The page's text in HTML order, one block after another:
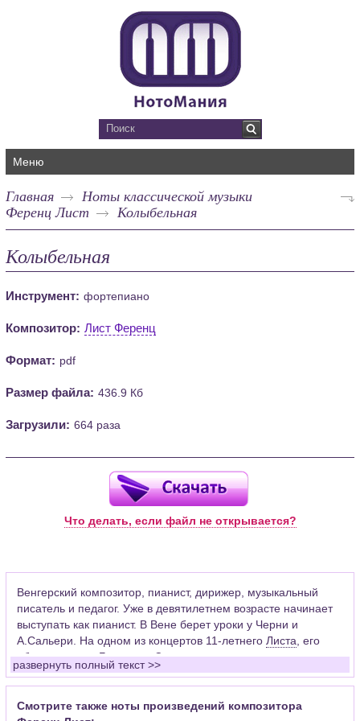
Меню
Главная
Ноты классической музыки
Ференц Лист
Колыбельная
Колыбельная
Инструмент: фортепиано
Композитор: Лист Ференц
Формат: pdf
Размер файла: 436.9 Кб
Загрузили: 664 раза
Что делать, если файл не открывается?
Венгерский композитор, пианист, дирижер, музыкальный
писатель и педагог. Уже в девятилетнем возрасте начинает
выступать как пианист. В Вене берет уроки у Черни и
А.Сальери. На одном из концертов 11-летнего Листа , его
«благословил»Бетховен. Сильное влияние на становление
великого музыкального романтика оказали встречи с
Берлиозом,ШопеномиПаганини. Восхищаясь мастерством
скипача-виртуоза, Лист видел и ограниченность такого рода
развернуть полный текст >>
Смотрите также ноты произведений композитора